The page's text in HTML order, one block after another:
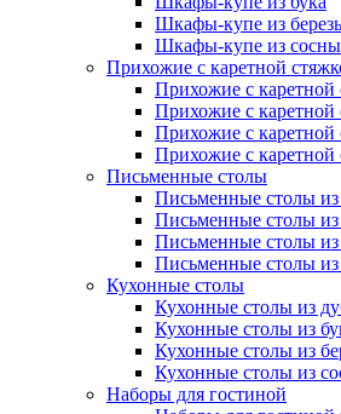
Шкафы-купе из
Шкафы-купе из сосны
Прихожие с каретной
Прихожие с каретной
Прихожие с каретной
Прихожие с каретной
Прихожие с каретной
Письменные столы
Письменные столы из
Письменные столы из
Письменные столы из
Письменные столы
Кухонные столы
Кухонные столы из
Кухонные столы из
Кухонные столы из
Кухонные столы из
Наборы для гостиной